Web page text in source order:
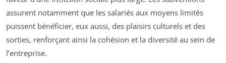
assurent notamment que les salariés aux moyens limités
puissent bénéficier, eux aussi, des plaisirs culturels et des
sorties, renforçant ainsi la cohésion et la diversité au sein de
l’entreprise.